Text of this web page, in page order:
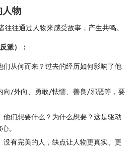
物
往往通过人物来感受故事，产生共鸣。
派）：
们从何而来？过去的经历如何影响了他
向/外向、勇敢/怯懦、善良/邪恶等，要
他们想要什么？为什么想要？这是驱动
。
没有完美的人，缺点让人物更真实、更